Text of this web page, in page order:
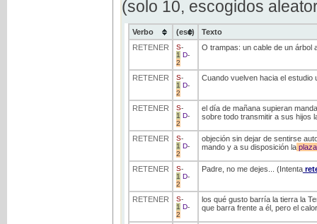
(solo 10, escogidos
Verbo (ess)
Texto
RETENER
S-
1 D-
2
O trampas: un cable de un árbol
RETENER S-
1 D-
2
Cuando vuelven hacia el estudio
RETENER S-
1 D-
2
el día de mañana supieran
sobre todo transmitir a sus hijos
RETENER S-
1 D-
2
objeción sin dejar de sentirse
mando y a su disposición laplaza
RETENER S-
1 D-
2
Padre, no me dejes... (Intenta
RETENER S-
1 D-
2
los qué gusto barría la tierra la
que barra frente a él, pero el